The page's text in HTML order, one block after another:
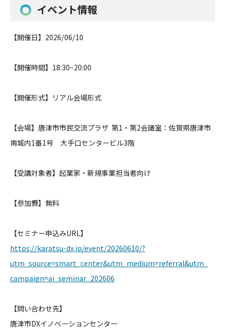
イベント情報
【開催日】 2026/06/10
【開催時間】 18:30~20:00
【開催形式】 リアル会場形式
【会場】 唐津市市民交流プラザ 第1・第2会議室：佐賀県唐津市
南城内1番1号 大手口センタービル3階
【受講対象者】 起業家・新規事業担当者向け
【参加費】 無料
【セミナー申込みURL】
https://karatsu-dx.jp/event/20260610/?
utm_source=smart_center&utm_medium=referral&utm_
campaign=ai_seminar_202606
【問い合わせ先】
唐津市DXイノベーションセンター